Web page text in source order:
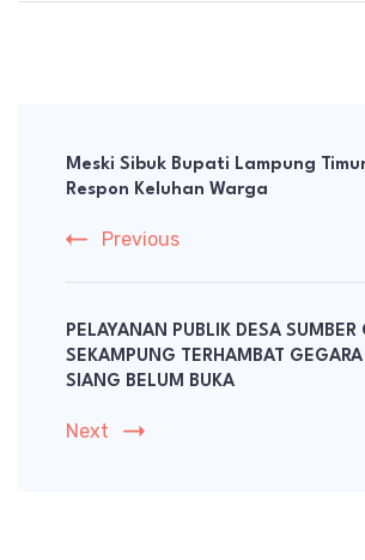
Navigation
Meski Sibuk Bupati Lampung
Respon Keluhan Warga
Previous
PELAYANAN PUBLIK DESA SUMBER
SEKAMPUNG TERHAMBAT
SIANG BELUM BUKA
Next